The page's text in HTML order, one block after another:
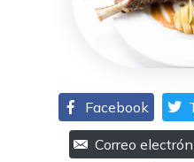
Facebook
Correo